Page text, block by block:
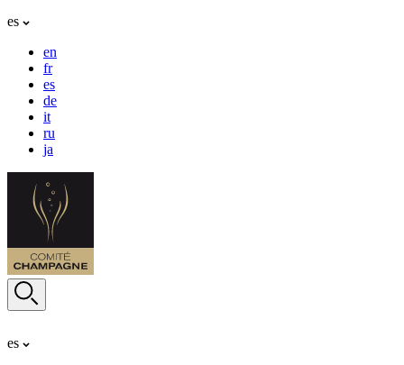
es
en
fr
es
de
it
ru
ja
es